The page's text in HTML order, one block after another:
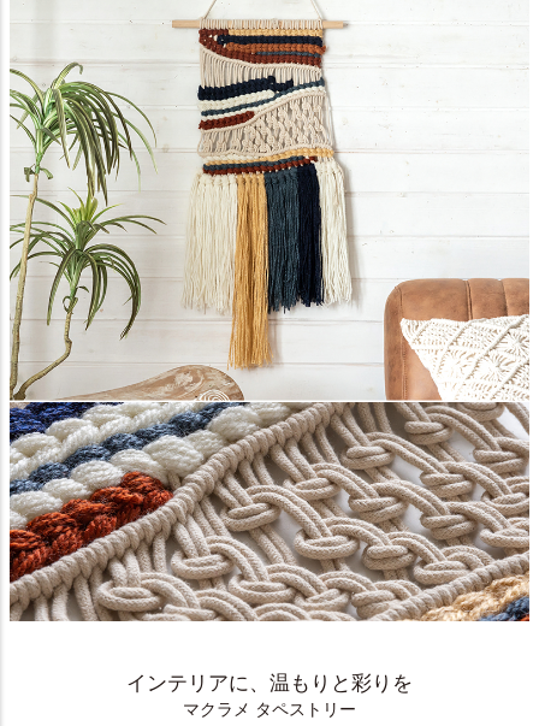
インテリアに、温もりと彩りを
マクラメ タペストリー